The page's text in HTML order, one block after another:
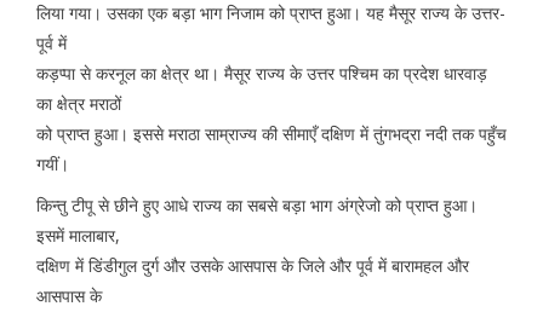
लिया गया। उसका एक बड़ा भाग निजाम को प्राप्त हुआ। यह मैसूर राज्य के उत्तर-
पूर्व में
कड़प्पा से करनूल का क्षेत्र था। मैसूर राज्य के उत्तर पश्चिम का प्रदेश धारवाड़
का क्षेत्र मराठों
को प्राप्त हुआ। इससे मराठा साम्राज्य की सीमाएँ दक्षिण में तुंगभद्रा नदी तक पहुँच
गयीं।
किन्तु टीपू से छीने हुए आधे राज्य का सबसे बड़ा भाग अंग्रेजो को प्राप्त हुआ।
इसमें मालाबार,
दक्षिण में डिंडीगुल दुर्ग और उसके आसपास के जिले और पूर्व में बारामहल और
आसपास के